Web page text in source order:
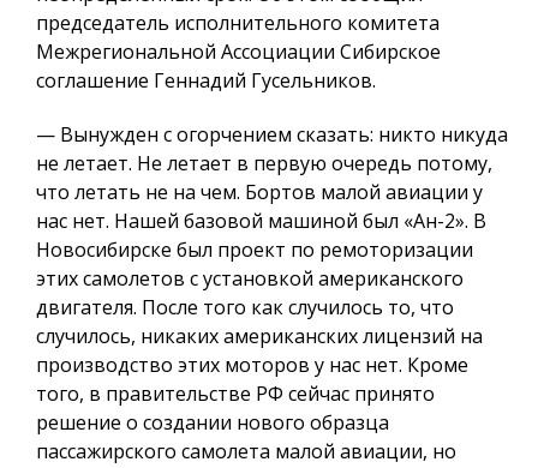
председатель исполнительного комитета
Межрегиональной Ассоциации Сибирское
соглашение Геннадий Гусельников.
— Вынужден с огорчением сказать: никто никуда
не летает. Не летает в первую очередь потому,
что летать не на чем. Бортов малой авиации у
нас нет. Нашей базовой машиной был «Ан-2». В
Новосибирске был проект по ремоторизации
этих самолетов с установкой американского
двигателя. После того как случилось то, что
случилось, никаких американских лицензий на
производство этих моторов у нас нет. Кроме
того, в правительстве РФ сейчас принято
решение о создании нового образца
пассажирского самолета малой авиации, но